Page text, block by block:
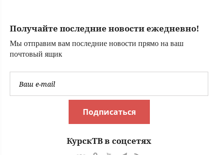
киевлян, даже
готовы
капитулировать
Получайте последние новости ежедневно!
Мы отправим вам последние новости прямо на ваш
почтовый ящик
Подписаться
КурскТВ в соцсетях